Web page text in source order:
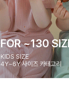
FOR ~130
KIDS SIZE
4Y~6Y 사이즈 카테고리